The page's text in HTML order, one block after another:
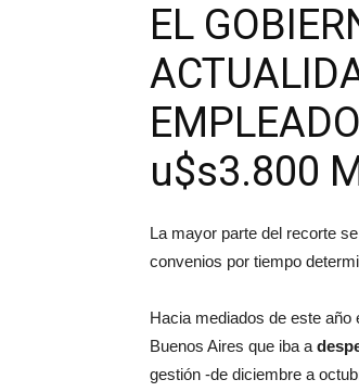
EL
u$s3.800
La mayor parte del recorte
convenios por tiempo
Hacia mediados de este año
Buenos Aires que iba a
gestión -de diciembre a